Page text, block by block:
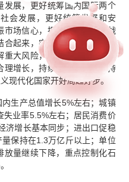
发展，更好统筹国内国际两个
会发展，更好统筹发展和安
市场信心，把实施扩大内需战
起来，突出做好稳增长、稳
大风险，推动经济运行整体
理增长，持续改善民生，保持
现代化国家开好局起好步。
生产总值增长5%左右；城镇
业率5.5%左右；居民消费价
济增长基本同步；进出口促稳
保持在1.3万亿斤以上；单位
放量继续下降，重点控制化石